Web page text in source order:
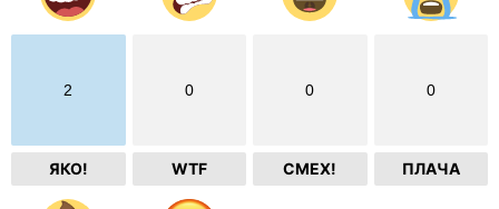
2
ЯКО!
0
WTF
0
СМЕХ!
0
ПЛАЧА